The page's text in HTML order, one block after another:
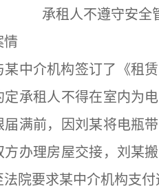
承租人不遵守安全
介机构签订了《租赁
承租人不得在室内为
届满前，因刘某将电瓶
方办理房屋交接，刘某
院要求某中介机构支付